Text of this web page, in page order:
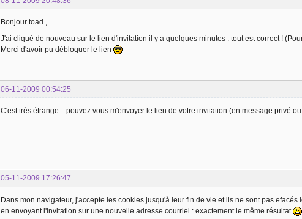
Bonjour toad ,
J'ai cliqué de nouveau sur le lien d'invitation il y a quelques minutes : tout est correct !
Merci d'avoir pu débloquer le lien
06-11-2009 00:54:25
C'est très étrange... pouvez vous m'envoyer le lien de votre invitation (en message privé
05-11-2009 17:26:47
Dans mon navigateur, j'accepte les cookies jusqu'à leur fin de vie et ils ne sont pas
en envoyant l'invitation sur une nouvelle adresse courriel : exactement le même résultat